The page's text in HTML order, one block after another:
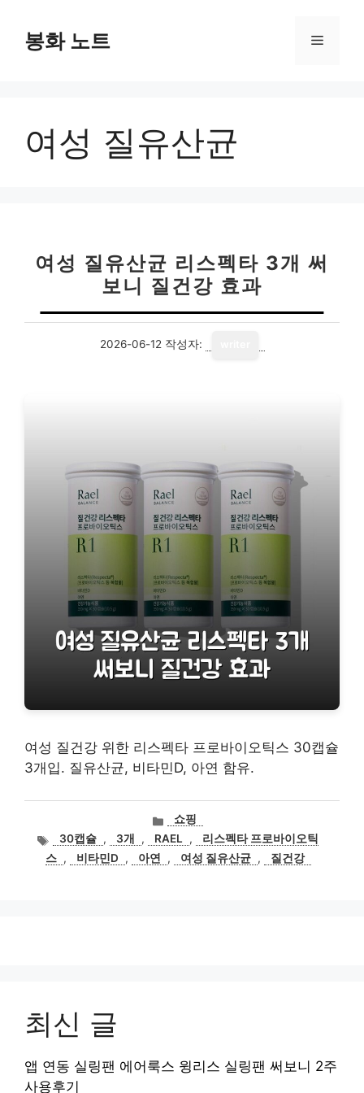
봉화 노트 메
여성 질유산균
여성 질유산균 리스펙타 3개 써
보니 질건강 효과
2026-06-12 작성자:
여성 질건강 위한 리스펙타 프로바이오틱스 30캡슐
3개입. 질유산균, 비타민D, 아연 함유.
카
테
고
리
쇼핑
태
그
30캡슐 , 3개 , RAEL ,
리스펙타 프로바이오틱
스 , 비타민D , 아연 , 여성 질유산균 , 질건강
최신 글
앱 연동 실링팬 에어룩스 윙리스 실링팬 써보니 2주
사용후기